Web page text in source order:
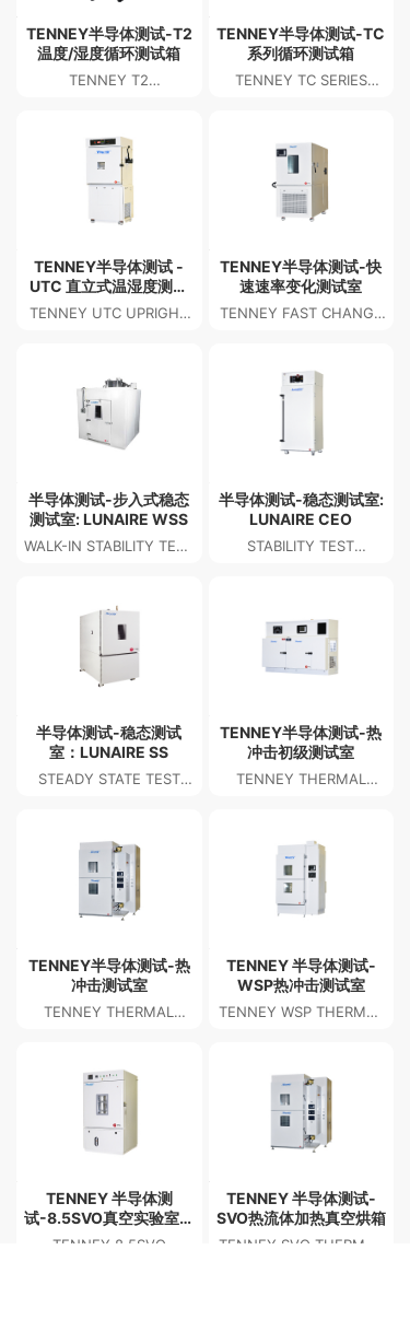
TENNEY半导体测试-T2
温度/湿度循环测试箱
TENNEY T2
CHAMBER
TENNEY半导体测试-TC
系列循环测试箱
TENNEY TC SERIES
TENNEY半导体测试 -
UTC 直立式温湿度测试
箱
TENNEY UTC UPRIGHT
CHAMBERS
TENNEY半导体测试-快
速速率变化测试室
TENNEY FAST CHANGE
半导体测试-步入式稳态
测试室: LUNAIRE WSS
WALK-IN STABILITY TEST
半导体测试-稳态测试室:
LUNAIRE CEO
STABILITY TEST
半导体测试-稳态测试
室：LUNAIRE SS
STEADY STATE TEST
TENNEY半导体测试-热
冲击初级测试室
TENNEY THERMAL
TENNEY半导体测试-热
冲击测试室
TENNEY THERMAL
TENNEY 半导体测试-
WSP热冲击测试室
TENNEY WSP THERMAL
TENNEY 半导体测
试-8.5SVO真空实验室烘
箱
TENNEY 8.5SVO
TENNEY 半导体测试-
SVO热流体加热真空烘箱
TENNEY SVO THERMAL